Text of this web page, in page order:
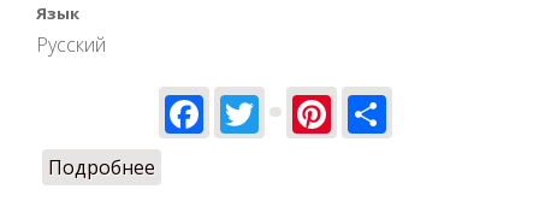
Язык
Русский
Facebook
TwitterPinterest
Подробнее